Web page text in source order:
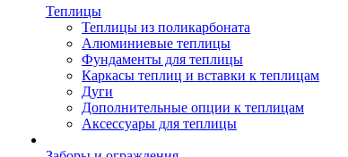
Теплицы
Теплицы из поликарбоната
Алюминиевые теплицы
Фундаменты для теплицы
Каркасы теплиц и вставки к теплицам
Дуги
Дополнительные опции к теплицам
Аксессуары для теплицы